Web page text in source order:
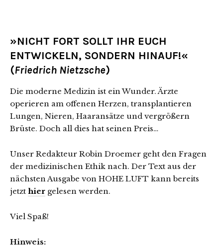
»NICHT FORT SOLLT IHR EUCH
ENTWICKELN, SONDERN HINAUF!«
(Friedrich Nietzsche)
Die moderne Medizin ist ein Wunder. Ärzte
operieren am offenen Herzen, transplantieren
Lungen, Nieren, Haaransätze und vergrößern
Brüste. Doch all dies hat seinen Preis…
Unser Redakteur Robin Droemer geht den Fragen
der medizinischen Ethik nach. Der Text aus der
nächsten Ausgabe von HOHE LUFT kann bereits
jetzt hier gelesen werden.
Viel Spaß!
Hinweis: